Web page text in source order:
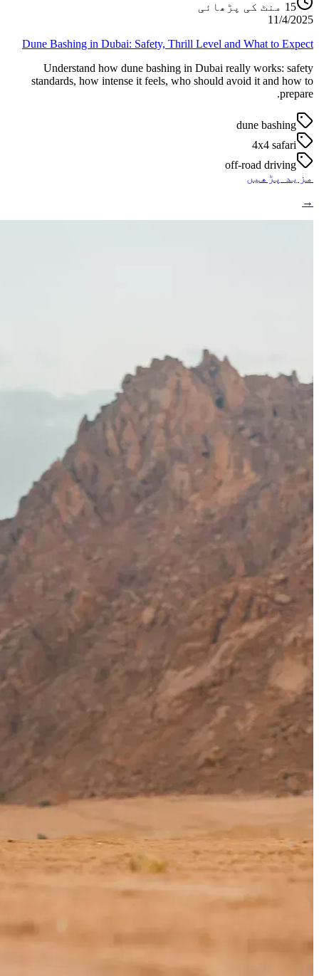
15 منٹ کی پڑھائی
11/4/2025
Dune Bashing in Dubai: Safety, Thrill Level and What to Expect
Understand how dune bashing in Dubai really works: safety
standards, how intense it feels, who should avoid it and how to
prepare.
dune bashing
4x4 safari
off-road driving
مزید پڑھیں
→